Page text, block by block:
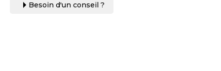
Besoin d'un conseil ?